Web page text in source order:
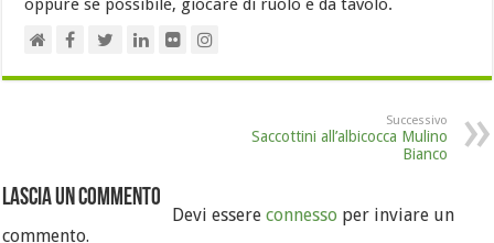
oppure se possibile, giocare di ruolo e da tavolo.
Successivo
Saccottini all’albicocca Mulino
Bianco
Lascia un commento
Devi essereconnesso per inviare un
commento.